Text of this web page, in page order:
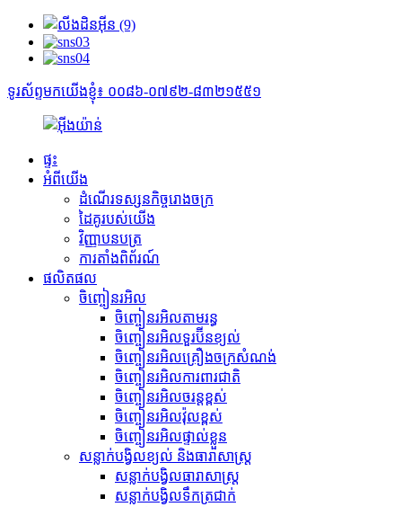
ទូរស័ព្ទមកយើងខ្ញុំ៖ ០០៨៦-០៧៩២-៨៣២១៥៥១
ផ្ទះ
អំពីយើង
ដំណើរទស្សនកិច្ចរោងចក្រ
ដៃគូរបស់យើង
វិញ្ញាបនបត្រ
ការតាំងពិព័រណ៍
ផលិតផល
ចិញ្ចៀនរអិល
ចិញ្ចៀនរអិលតាមរន្ធ
ចិញ្ចៀនរអិលទួរប៊ីនខ្យល់
ចិញ្ចៀនរអិលគ្រឿងចក្រសំណង់
ចិញ្ចៀនរអិលការពារជាតិ
ចិញ្ចៀនរអិលចរន្តខ្ពស់
ចិញ្ចៀនរអិលវ៉ុលខ្ពស់
ចិញ្ចៀនរអិលផ្ទាល់ខ្លួន
សន្លាក់បង្វិលខ្យល់ និងធារាសាស្ត្រ
សន្លាក់បង្វិលធារាសាស្ត្រ
សន្លាក់បង្វិលទឹកត្រជាក់